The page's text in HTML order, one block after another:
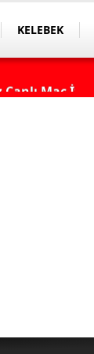
KELEBEK
Maç İzle